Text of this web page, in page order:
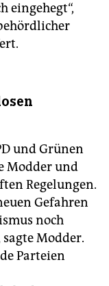
eingehegt“,
und Grünen
Modder und
Regelungen.
Gefahren
noch
Modder.
Parteien